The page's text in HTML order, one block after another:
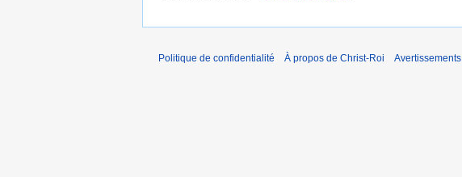
Politique de confidentialité À propos de Christ-Roi Avertissements